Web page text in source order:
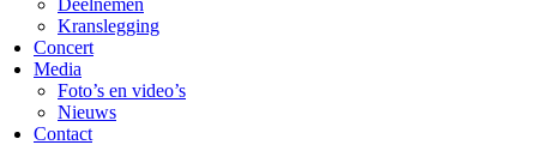
Kranslegging
Concert
Media
Foto’s en video’s
Nieuws
Contact